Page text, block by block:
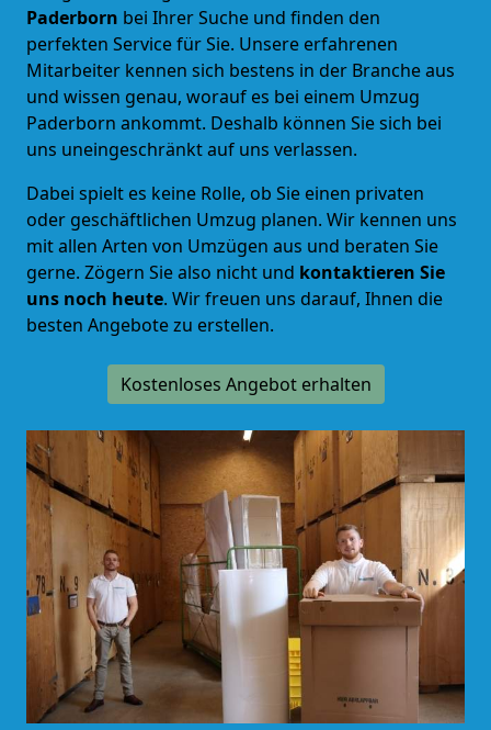
Paderborn bei Ihrer Suche und finden den
perfekten Service für Sie. Unsere erfahrenen
Mitarbeiter kennen sich bestens in der Branche aus
und wissen genau, worauf es bei einem Umzug
Paderborn ankommt. Deshalb können Sie sich bei
uns uneingeschränkt auf uns verlassen.
Dabei spielt es keine Rolle, ob Sie einen privaten
oder geschäftlichen Umzug planen. Wir kennen uns
mit allen Arten von Umzügen aus und beraten Sie
gerne. Zögern Sie also nicht und kontaktieren Sie
uns noch heute. Wir freuen uns darauf, Ihnen die
besten Angebote zu erstellen.
Kostenloses Angebot erhalten